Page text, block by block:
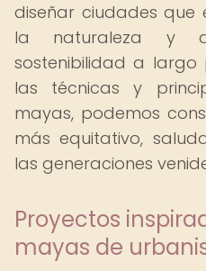
diseñar ciudades que
la naturaleza y
sostenibilidad a largo
las técnicas y
mayas, podemos
más equitativo,
las generaciones
Proyectos
mayas de